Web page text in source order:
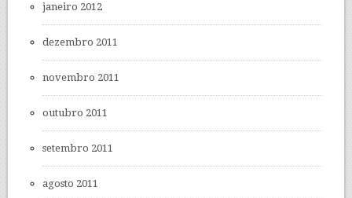
janeiro 2012
dezembro 2011
novembro 2011
outubro 2011
setembro 2011
agosto 2011